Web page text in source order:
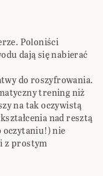
Poloniści
dają się nabierać
do roszyfrowania.
trening niż
na tak oczywistą
nad resztą
oczytaniu!) nie
z prostym